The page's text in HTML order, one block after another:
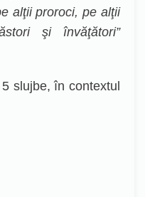
alţii proroci, pe alţii
şi învăţători”
slujbe, în contextul